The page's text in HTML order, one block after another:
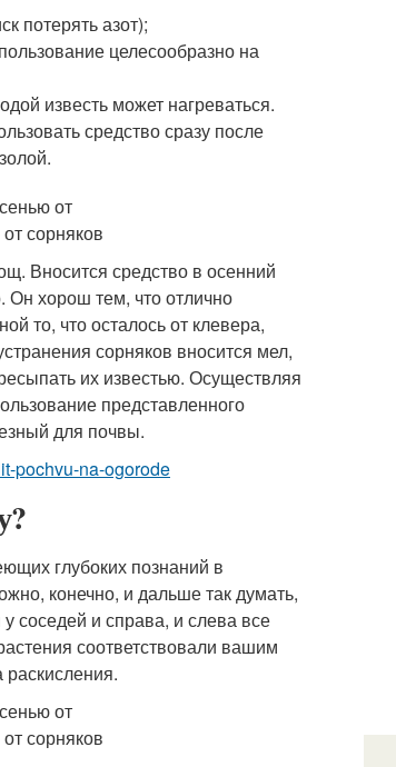
потерять азот);
целесообразно на
известь может нагреваться.
средство сразу после
Вносится средство в осенний
Он хорош тем, что отлично
то, что осталось от клевера,
сорняков вносится мел,
их известью. Осуществляя
представленного
для почвы.
pochvu-na-ogorode
глубоких познаний в
конечно, и дальше так думать,
соседей и справа, и слева все
соответствовали вашим
раскисления.